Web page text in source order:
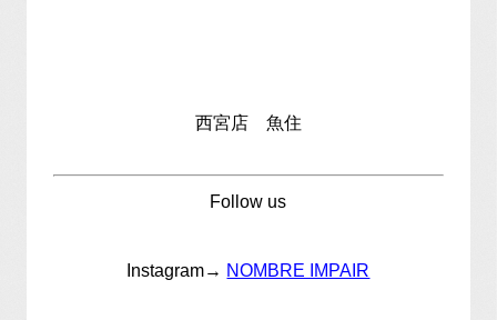
西宮店 魚住
Follow us
Instagram→ NOMBRE IMPAIR